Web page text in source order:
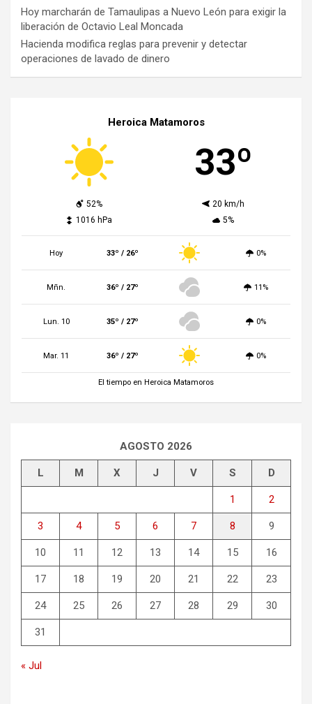
Hoy marcharán de Tamaulipas a Nuevo León para exigir la
liberación de Octavio Leal Moncada
Hacienda modifica reglas para prevenir y detectar
operaciones de lavado de dinero
Heroica Matamoros
33º
52%
20 km/h
1016 hPa
5%
Hoy 33º / 26º 0%
Mñn. 36º / 27º 11%
Lun. 10 35º / 27º 0%
Mar. 11 36º / 27º 0%
El tiempo en Heroica Matamoros
AGOSTO 2026
L M X J V S D
1 2
3 4 5 6 7 8 9
10 11 12 13 14 15 16
17 18 19 20 21 22 23
24 25 26 27 28 29 30
31
« Jul